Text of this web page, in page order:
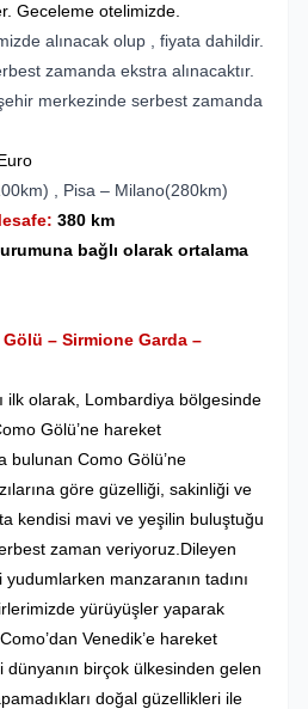
Geceleme otelimizde.
alınacak olup , fiyata dahildir.
zamanda ekstra alınacaktır.
merkezinde serbest zamanda
, Pisa – Milano(280km)
380 km
bağlı olarak ortalama
– Sirmione Garda –
ilk olarak, Lombardiya bölgesinde
Gölü’ne hareket
bulunan Como Gölü’ne
göre güzelliği, sakinliği ve
kendisi mavi ve yeşilin buluştuğu
zaman veriyoruz.Dileyen
manzaranın tadını
yürüyüşler yaparak
Venedik’e hareket
birçok ülkesinden gelen
doğal güzellikleri ile